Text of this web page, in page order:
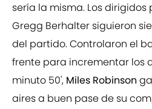
sería la misma. Los
Gregg Berhalter siguieron
del partido. Controlaron el
frente para incrementar los
minuto 50', Miles Robinson
aires a buen pase de su